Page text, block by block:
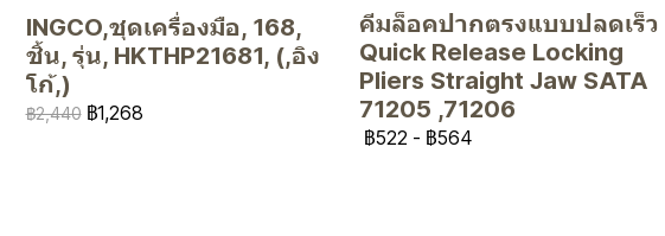
INGCO,ชุดเครื่องมือ, 168,
ชิ้น, รุ่น, HKTHP21681, (,อิง
โก้,)
฿2,440 ฿1,268
คีมล็อคปากตรงแบบปลดเร็ว
Quick Release Locking
Pliers Straight Jaw SATA
71205 ,71206
฿522 - ฿564